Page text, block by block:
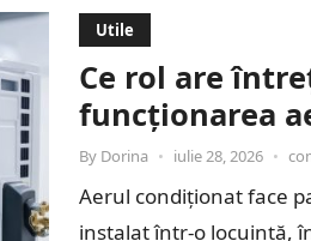
Utile
Ce rol are
funcționarea
By Dorina • iulie 28, 2026 •
Aerul condiționat face
instalat într-o locuință,